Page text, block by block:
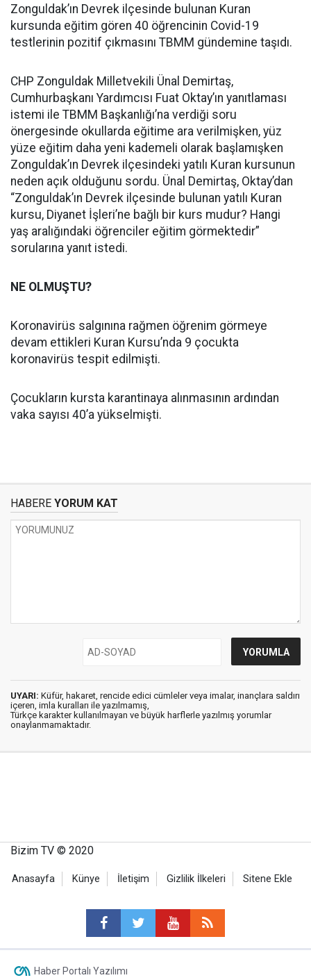
Zonguldak’ın Devrek ilçesinde bulunan Kuran
kursunda eğitim gören 40 öğrencinin Covid-19
testlerinin pozitif çıkmasını TBMM gündemine taşıdı.
CHP Zonguldak Milletvekili Ünal Demirtaş,
Cumhurbaşkanı Yardımcısı Fuat Oktay’ın yanıtlaması
istemi ile TBMM Başkanlığı’na verdiği soru
önergesinde okullarda eğitime ara verilmişken, yüz
yüze eğitim daha yeni kademeli olarak başlamışken
Zonguldak’ın Devrek ilçesindeki yatılı Kuran kursunun
neden açık olduğunu sordu. Ünal Demirtaş, Oktay’dan
“Zonguldak’ın Devrek ilçesinde bulunan yatılı Kuran
kursu, Diyanet İşleri’ne bağlı bir kurs mudur? Hangi
yaş aralığındaki öğrenciler eğitim görmektedir”
sorularına yanıt istedi.
NE OLMUŞTU?
Koronavirüs salgınına rağmen öğrenim görmeye
devam ettikleri Kuran Kursu’nda 9 çocukta
koronavirüs tespit edilmişti.
Çocukların kursta karantinaya alınmasının ardından
vaka sayısı 40’a yükselmişti.
HABERE YORUM KAT
UYARI: Küfür, hakaret, rencide edici cümleler veya imalar, inançlara saldırı
içeren, imla kuralları ile yazılmamış,
Türkçe karakter kullanılmayan ve büyük harflerle yazılmış yorumlar
onaylanmamaktadır.
Bizim TV © 2020
Anasayfa Künye İletişim Gizlilik İlkeleri Sitene Ekle
Haber Portalı Yazılımı